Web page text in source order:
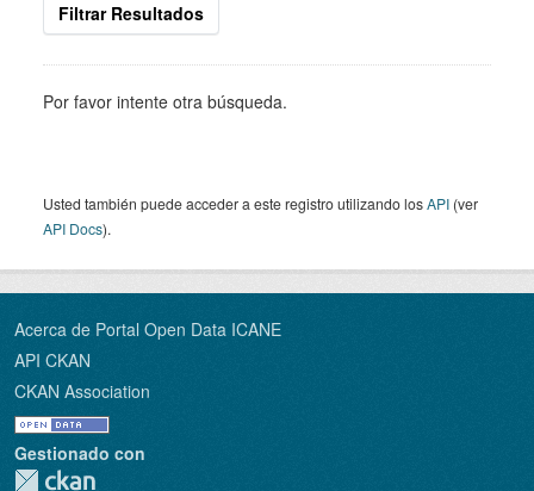
Filtrar Resultados
Por favor intente otra búsqueda.
Usted también puede acceder a este registro utilizando losAPI (ver
API Docs).
Acerca de Portal Open Data ICANE
API CKAN
CKAN Association
Gestionado con